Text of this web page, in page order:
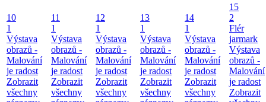
10
1
Výstava
obrazů -
Malování
je radost
Zobrazit
všechny
11
1
Výstava
obrazů -
Malování
je radost
Zobrazit
všechny
12
1
Výstava
obrazů -
Malování
je radost
Zobrazit
všechny
13
1
Výstava
obrazů -
Malování
je radost
Zobrazit
všechny
14
1
Výstava
obrazů -
Malování
je radost
Zobrazit
všechny
15
2
Flér
jarmark
Výstava
obrazů -
Malování
je radost
Zobrazit